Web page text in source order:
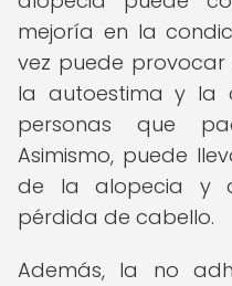
mejoría en la
vez puede
la autoestima y la
personas que
Asimismo, puede
de la alopecia y
pérdida de cabello.
Además, la no